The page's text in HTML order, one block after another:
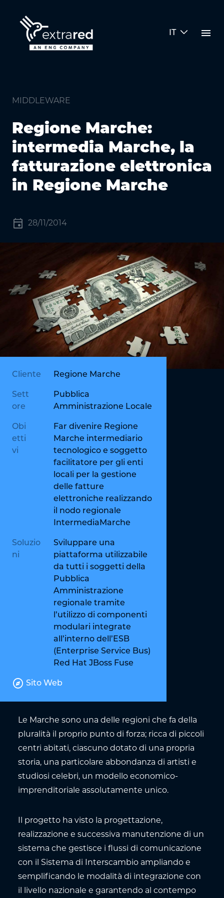
menu
MIDDLEWARE
Regione Marche:
intermedia Marche, la
fatturazione elettronica
in Regione Marche
event 28/11/2014
Cliente Regione Marche
Sett
ore
Pubblica
Amministrazione Locale
Obi
etti
vi
Far divenire Regione
Marche intermediario
tecnologico e soggetto
facilitatore per gli enti
locali per la gestione
delle fatture
elettroniche realizzando
il nodo regionale
IntermediaMarche
Soluzio
ni
Sviluppare una
piattaforma utilizzabile
da tutti i soggetti della
Pubblica
Amministrazione
regionale tramite
l’utilizzo di componenti
modulari integrate
all’interno dell’ESB
(Enterprise Service Bus)
Red Hat JBoss Fuse
explore Sito Web
Le Marche sono una delle regioni che fa della
pluralità il proprio punto di forza; ricca di piccoli
centri abitati, ciascuno dotato di una propria
storia, una particolare abbondanza di artisti e
studiosi celebri, un modello economico-
imprenditoriale assolutamente unico.
Il progetto ha visto la progettazione,
realizzazione e successiva manutenzione di un
sistema che gestisce i flussi di comunicazione
con il Sistema di Interscambio ampliando e
semplificando le modalità di integrazione con
il livello nazionale e garantendo al contempo